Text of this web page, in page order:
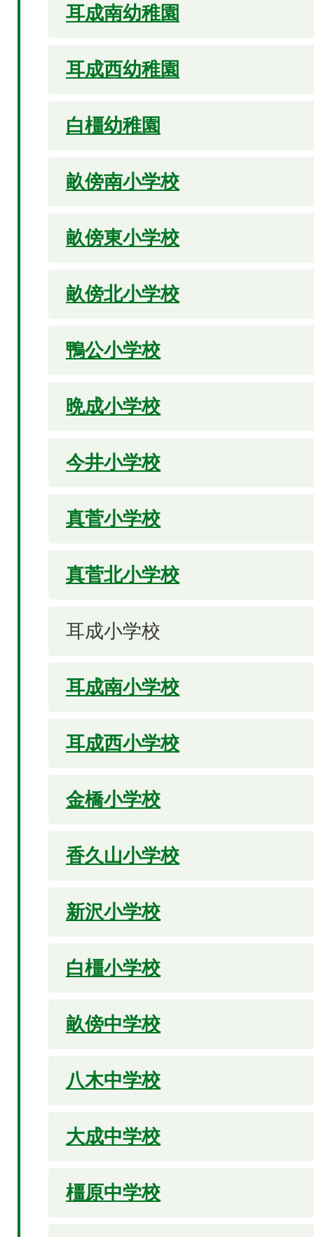
耳成南幼稚園
耳成西幼稚園
白橿幼稚園
畝傍南小学校
畝傍東小学校
畝傍北小学校
鴨公小学校
晩成小学校
今井小学校
真菅小学校
真菅北小学校
耳成小学校
耳成南小学校
耳成西小学校
金橋小学校
香久山小学校
新沢小学校
白橿小学校
畝傍中学校
八木中学校
大成中学校
橿原中学校